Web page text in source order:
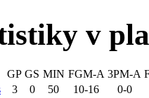
v
GP GS MIN FGM-A 3PM-A
3 0 50 10-16
0-0